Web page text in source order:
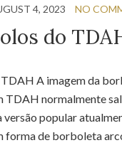
4, 2023 NO
do
A imagem da
normalmente
popular
forma de borboleta